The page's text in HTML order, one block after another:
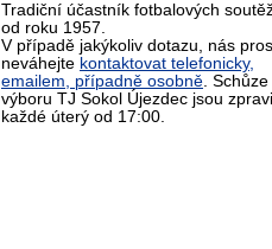
Tradiční účastník fotbalových
od roku 1957.
V případě jakýkoliv dotazu, nás
neváhejte kontaktovat telefonicky,
emailem, případně osobně. Schůze
výboru TJ Sokol Újezdec jsou
každé úterý od 17:00.